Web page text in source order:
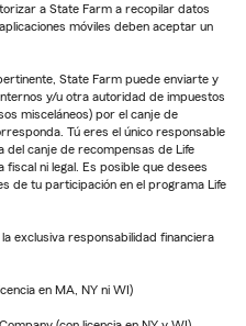
a State Farm a recopilar datos
móviles deben aceptar un
State Farm puede enviarte y
y/u otra autoridad de impuestos
misceláneos) por el canje de
Tú eres el único responsable
del canje de recompensas de Life
ni legal. Es posible que desees
de tu participación en el programa Life
exclusiva responsabilidad financiera
en MA, NY ni WI)